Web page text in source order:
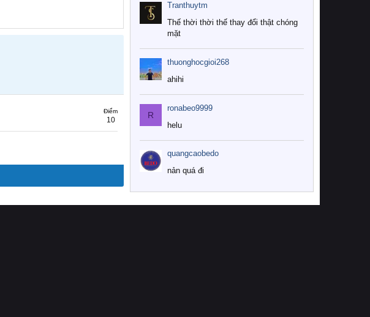
Điểm
10
Tranthuytm
Thế thời thời thế thay đổi thật chóng
mặt
thuonghocgioi268
ahihi
R
ronabeo9999
helu
quangcaobedo
nản quá đi